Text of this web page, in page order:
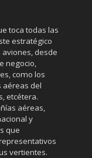
toca todas las
estratégico
desde
negocio,
como los
aéreas del
etcétera.
aéreas,
y
que
vertientes.